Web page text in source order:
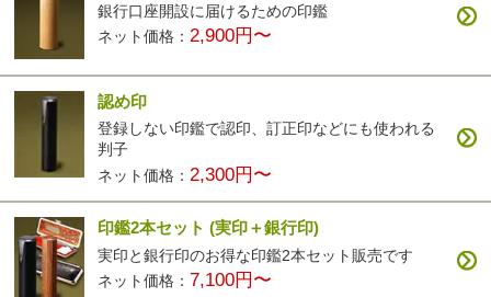
銀行口座開設に届けるための印鑑
ネット価格： 2,900円〜
認め印
登録しない印鑑で認印、訂正印などにも使われる
判子
ネット価格： 2,300円〜
印鑑2本セット(実印＋銀行印)
実印と銀行印のお得な印鑑2本セット販売です
ネット価格： 7,100円〜